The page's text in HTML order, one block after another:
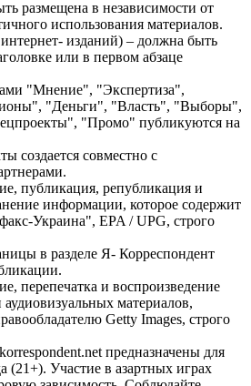
размещена в независимости от
использования материалов.
изданий) – должна быть
или в первом абзаце
"Мнение", "Экспертиза",
"Деньги", "Власть", "Выборы",
"Промо" публикуются на
создается совместно с
публикация, републикация и
информации, которое содержит
Украина", EPA / UPG, строго
в разделе Я- Корреспондент
перепечатка и воспроизведение
материалов,
Getty Images, строго
предназначены для
(21+). Участие в азартных играх